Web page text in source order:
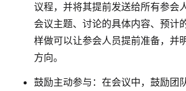
议程，并将其提前发送给所有参会
会议主题、讨论的具体内容、预计
样做可以让参会人员提前准备，并
方向。
鼓励主动参与 ：在会议中，鼓励团